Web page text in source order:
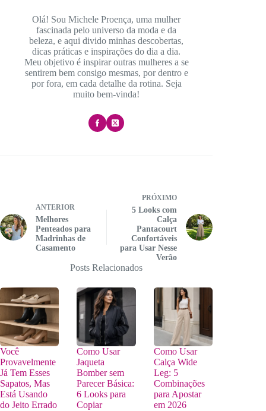
Olá! Sou Michele Proença, uma mulher
fascinada pelo universo da moda e da
beleza, e aqui divido minhas descobertas,
dicas práticas e inspirações do dia a dia.
Meu objetivo é inspirar outras mulheres a se
sentirem bem consigo mesmas, por dentro e
por fora, em cada detalhe da rotina. Seja
muito bem-vinda!
ANTERIOR
Melhores
Penteados para
Madrinhas de
Casamento
PRÓXIMO
5 Looks com
Calça
Pantacourt
Confortáveis
para Usar Nesse
Verão
Posts Relacionados
Você
Provavelmente
Já Tem Esses
Sapatos, Mas
Está Usando
do Jeito Errado
Como Usar
Jaqueta
Bomber sem
Parecer Básica:
6 Looks para
Copiar
Como Usar
Calça Wide
Leg: 5
Combinações
para Apostar
em 2026